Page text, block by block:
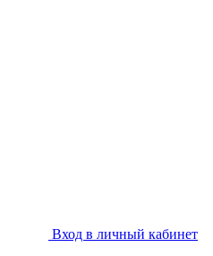
Вход в личный кабинет